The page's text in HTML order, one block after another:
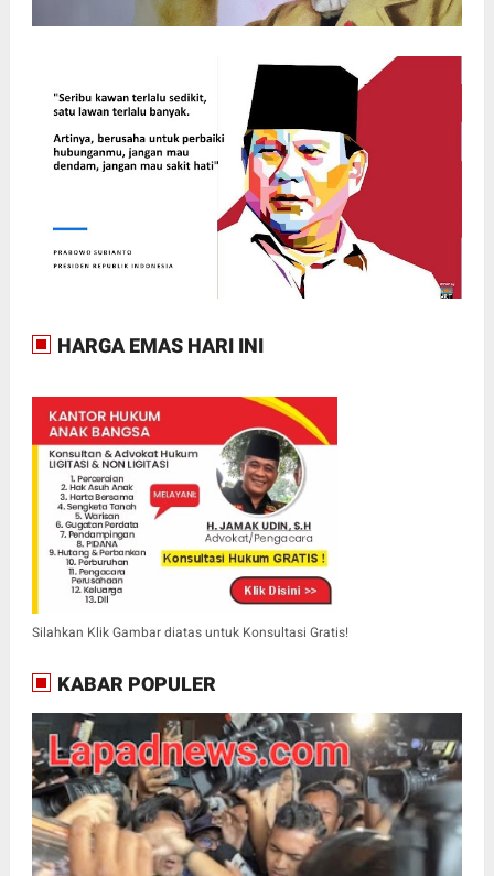
HARGA EMAS HARI INI
Silahkan Klik Gambar diatas untuk Konsultasi Gratis!
KABAR POPULER